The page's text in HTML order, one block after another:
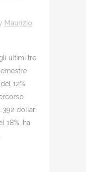
Maurizio
ultimi tre
12%.
dollari
18%, ha